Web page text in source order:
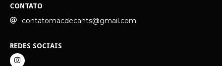
CONTATO
contatomacdecants@gmail.com
REDES SOCIAIS